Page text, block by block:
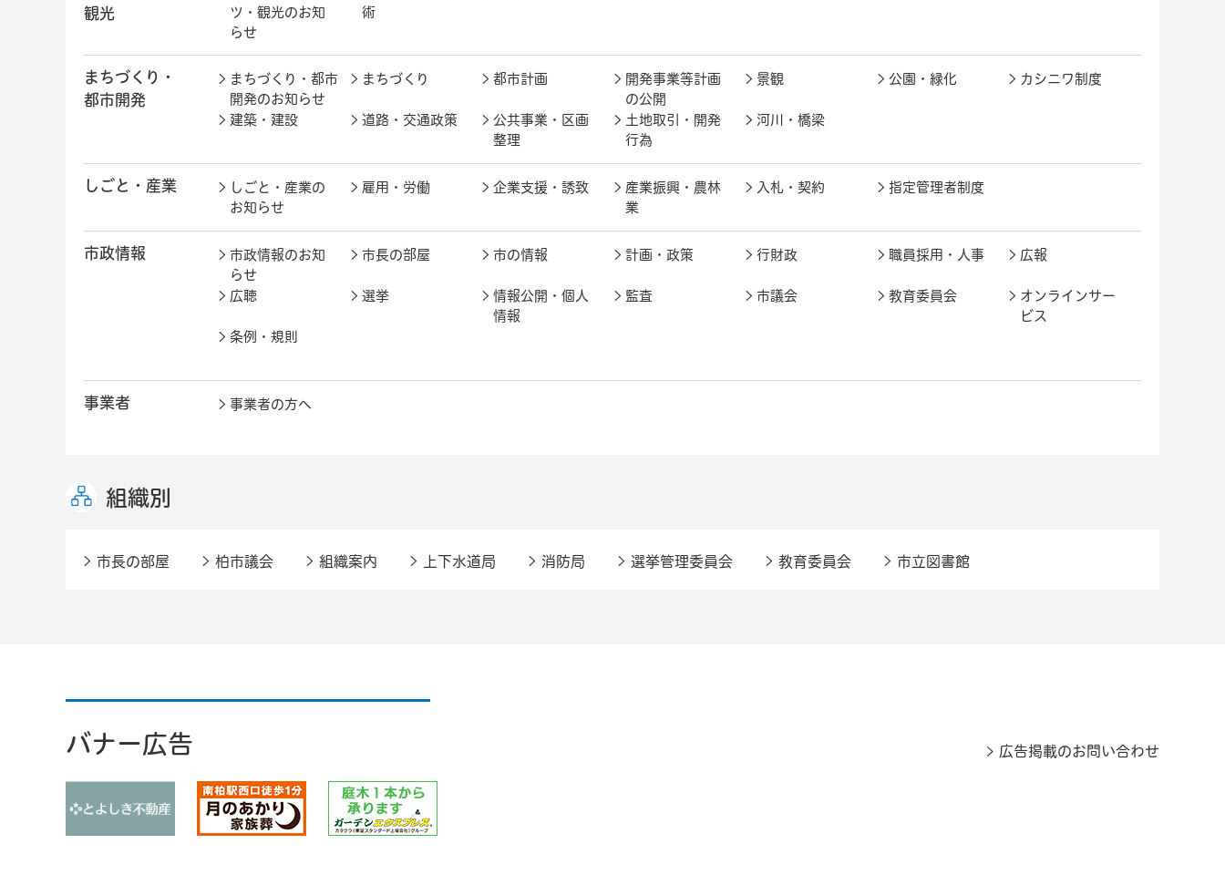
観光
ツ・観光のお知
らせ
術
まちづくり・
都市開発
まちづくり・都市
開発のお知らせ
まちづくり 都市計画
開発事業等計画
の公開
景観 公園・緑化 カシニワ制度
建築・建設 道路・交通政策
公共事業・区画
整理
土地取引・開発
行為
河川・橋梁
しごと・産業
しごと・産業の
お知らせ
雇用・労働 企業支援・誘致
産業振興・農林
業
入札・契約 指定管理者制度
市政情報
市政情報のお知
らせ
市長の部屋 市の情報 計画・政策 行財政 職員採用・人事 広報
広聴 選挙
情報公開・個人
情報
監査 市議会 教育委員会
オンラインサー
ビス
条例・規則
事業者 事業者の方へ
組織別
市長の部屋 柏市議会 組織案内 上下水道局 消防局 選挙管理委員会 教育委員会 市立図書館
バナー広告 広告掲載のお問い合わせ